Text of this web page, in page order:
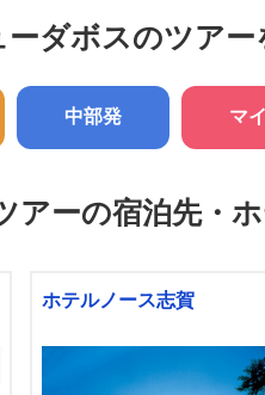
ダボスのツアー
中部発 マ
アーの宿泊先・
ホテルノース志賀